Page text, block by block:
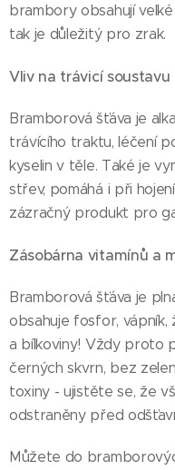
brambory obsahují
tak je důležitý pro zrak.
Vliv na trávicí soustavu
Bramborová šťáva je
trávícího traktu, léčení
kyselin v těle. Také je
střev, pomáhá i při
zázračný produkt pro
Zásobárna vitamínů a
Bramborová šťáva je
obsahuje fosfor, vápník,
a bílkoviny! Vždy proto
černých skvrn, bez
toxiny - ujistěte se, že
odstraněny před
Můžete do